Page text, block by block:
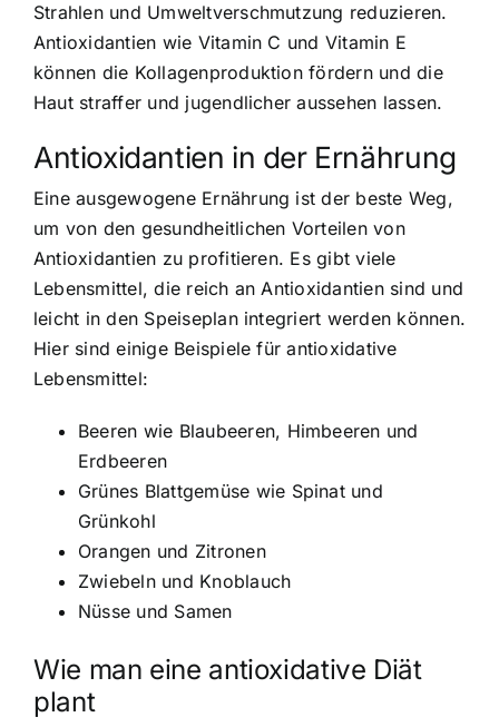
Strahlen und Umweltverschmutzung reduzieren.
Antioxidantien wie Vitamin C und Vitamin E
können die Kollagenproduktion fördern und die
Haut straffer und jugendlicher aussehen lassen.
Antioxidantien in der Ernährung
Eine ausgewogene Ernährung ist der beste Weg,
um von den gesundheitlichen Vorteilen von
Antioxidantien zu profitieren. Es gibt viele
Lebensmittel, die reich an Antioxidantien sind und
leicht in den Speiseplan integriert werden können.
Hier sind einige Beispiele für antioxidative
Lebensmittel:
Beeren wie Blaubeeren, Himbeeren und
Erdbeeren
Grünes Blattgemüse wie Spinat und
Grünkohl
Orangen und Zitronen
Zwiebeln und Knoblauch
Nüsse und Samen
Wie man eine antioxidative Diät
plant